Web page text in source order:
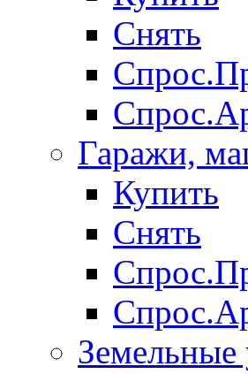
Снять
Гаражи,
Купить
Снять
Земельные